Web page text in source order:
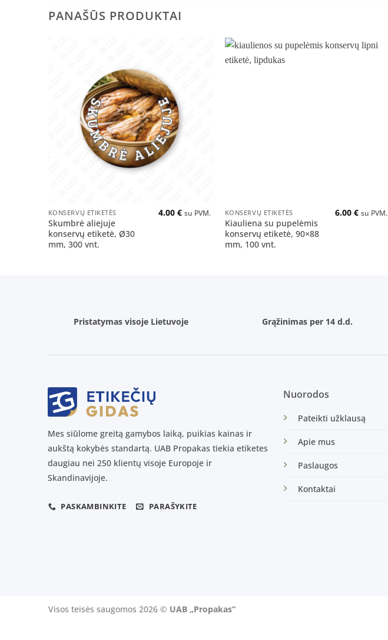
PANAŠŪS PRODUKTAI
KONSERVŲ ETIKETĖS
Skumbrė aliejuje
konservų etiketė, Ø30
mm, 300 vnt.
4.00€ su PVM. KONSERVŲ ETIKETĖS
Kiauliena su pupelėmis
konservų etiketė, 90×88
mm, 100 vnt.
6.00€ su PVM.
Pristatymas visoje Lietuvoje Grąžinimas per 14 d.d.
Mes siūlome greitą gamybos laiką, puikias kainas ir
aukštą kokybės standartą. UAB Propakas tiekia etiketes
daugiau nei 250 klientų visoje Europoje ir
Skandinavijoje.
PASKAMBINKITE PARAŠYKITE
Nuorodos
Pateikti užklausą
Apie mus
Paslaugos
Kontaktai
Visos teisės saugomos 2026 © UAB „Propakas“